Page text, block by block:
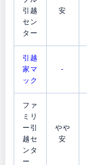
引越
セン
ター
安
引越
家マ
ック
-
ファ
ミリ
ー引
越セ
ンタ
ー
やや
安